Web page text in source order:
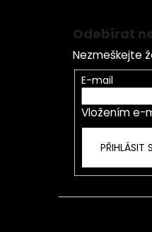
Odebírat
Nezmeškejte
E-mail
Vložením e-
PŘIHLÁSIT